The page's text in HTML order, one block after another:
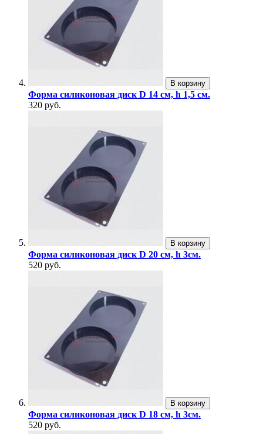
В корзину
Форма силиконовая диск D 14 см, h 1,5 см.
320 руб.
В корзину
Форма силиконовая диск D 20 см, h 3см.
520 руб.
В корзину
Форма силиконовая диск D 18 см, h 3см.
520 руб.